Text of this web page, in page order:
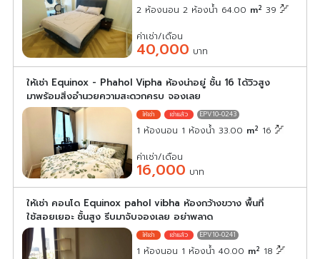
2 ห้องนอน 2 ห้องน้ำ 64.00 m2 39
ค่าเช่า/เดือน
40,000 บาท
ให้เช่า Equinox - Phahol Vipha ห้องน่าอยู่ ชั้น 16 ได้วิวสูง
มาพร้อมสิ่งอำนวยความสะดวกครบ จองเลย
EPV10-0243
1 ห้องนอน 1 ห้องน้ำ 33.00 m2 16
ค่าเช่า/เดือน
16,000 บาท
ให้เช่า คอนโด Equinox pahol vibha ห้องกว้างขวาง พื้นที่
ใช้สอยเยอะ ชั้นสูง รีบมาจับจองเลย อย่าพลาด
EPV10-0241
1 ห้องนอน 1 ห้องน้ำ 40.00 m2 18